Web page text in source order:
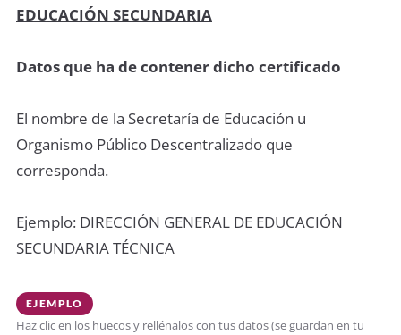
EDUCACIÓN SECUNDARIA
Datos que ha de contener dicho certificado
El nombre de la Secretaría de Educación u
Organismo Público Descentralizado que
corresponda.
Ejemplo: DIRECCIÓN GENERAL DE EDUCACIÓN
SECUNDARIA TÉCNICA
EJEMPLO
Haz clic en los huecos y rellénalos con tus datos (se guardan en tu